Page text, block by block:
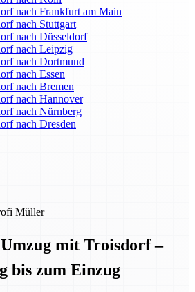
nach Frankfurt am Main
nach Stuttgart
nach Düsseldorf
nach Leipzig
nach Dortmund
nach Essen
nach Bremen
nach Hannover
nach Nürnberg
nach Dresden
Müller
mit Troisdorf –
bis zum Einzug